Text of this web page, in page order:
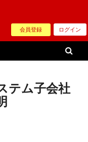
会員登録 ログイン
テム子会社